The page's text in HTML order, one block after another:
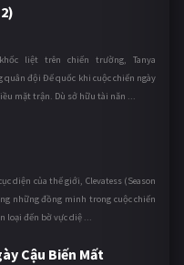
liệt trên chiến trường, Tanya
quân đội Đế quốc khi cuộc chiến ngày
mặt trận. Dù sở hữu tài năn ...
diện của thế giới, Clevatess (Season
những đồng minh trong cuộc chiến
loại đến bờ vực diệ ...
Cậu Biến Mất